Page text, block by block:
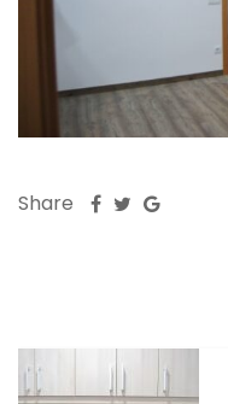
Share